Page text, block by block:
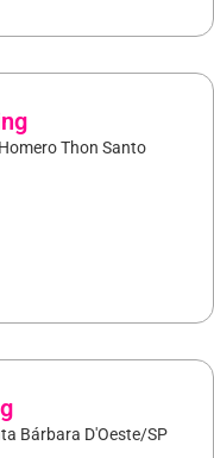
Thon Santo
Bárbara D'Oeste/SP